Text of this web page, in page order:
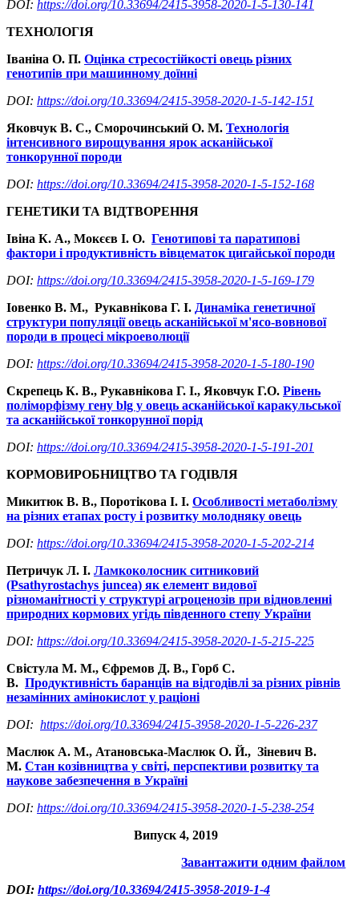
DOI: https://doi.org/10.33694/2415-3958-2020-1-5-130-141
ТЕХНОЛОГІЯ
Іваніна О. П. Оцінка стресостійкості овець різних
генотипів при машинному доїнні
DOI: https://doi.org/10.33694/2415-3958-2020-1-5-142-151
Яковчук В. С., Сморочинський О. М. Технологія
інтенсивного вирощування ярок асканійської
тонкорунної породи
DOI: https://doi.org/10.33694/2415-3958-2020-1-5-152-168
ГЕНЕТИКИ ТА ВІДТВОРЕННЯ
Івіна К. А., Мокєєв І. О. Генотипові та паратипові
фактори і продуктивність вівцематок цигайської породи
DOI: https://doi.org/10.33694/2415-3958-2020-1-5-169-179
Іовенко В. М., Рукавнікова Г. І. Динаміка генетичної
структури популяції овець асканійської м'ясо-вовнової
породи в процесі мікроеволюції
DOI: https://doi.org/10.33694/2415-3958-2020-1-5-180-190
Скрепець К. В., Рукавнікова Г. І., Яковчук Г.О. Рівень
поліморфізму гену blg у овець асканійської каракульської
та асканійської тонкорунної порід
DOI: https://doi.org/10.33694/2415-3958-2020-1-5-191-201
КОРМОВИРОБНИЦТВО ТА ГОДІВЛЯ
Микитюк В. В., Поротікова І. І. Особливості метаболізму
на різних етапах росту і розвитку молодняку овець
DOI: https://doi.org/10.33694/2415-3958-2020-1-5-202-214
Петричук Л. І. Ламкоколосник ситниковий
(Psathyrostachys juncea) як елемент видової
різноманітності у структурі агроценозів при відновленні
природних кормових угідь південного степу України
DOI: https://doi.org/10.33694/2415-3958-2020-1-5-215-225
Свістула М. М., Єфремов Д. В., Горб С.
В. Продуктивність баранців на відгодівлі за різних рівнів
незамінних амінокислот у раціоні
DOI: https://doi.org/10.33694/2415-3958-2020-1-5-226-237
Маслюк А. М., Атановська-Маслюк О. Й., Зіневич В.
М. Стан козівництва у світі, перспективи розвитку та
наукове забезпечення в Україні
DOI: https://doi.org/10.33694/2415-3958-2020-1-5-238-254
Випуск 4, 2019
Завантажити одним файлом
DOI: https://doi.org/10.33694/2415-3958-2019-1-4